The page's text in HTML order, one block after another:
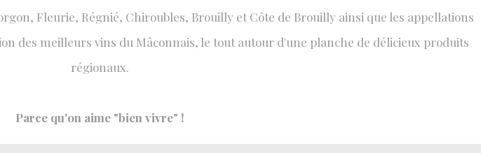
Fleurie, Régnié, Chiroubles, Brouilly et Côte de Brouilly ainsi que les appellations
des meilleurs vins du Mâconnais, le tout autour d'une planche de délicieux produits
régionaux.
Parce qu'on aime "bien vivre" !